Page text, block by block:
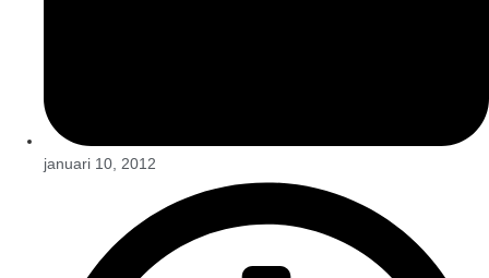
januari 10, 2012